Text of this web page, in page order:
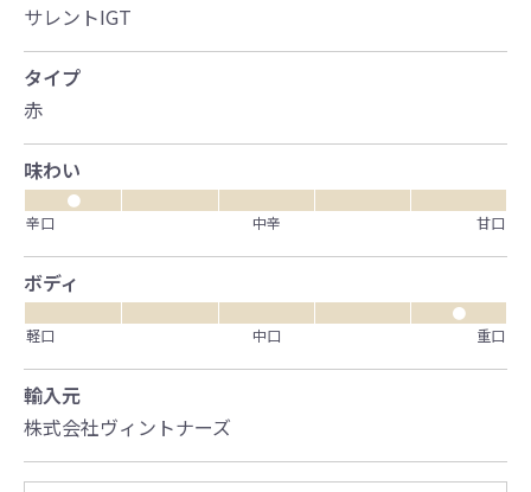
サレントIGT
タイプ
赤
味わい
●
辛口
中辛 甘口
ボディ
●
軽口
中口 重口
輸入元
株式会社ヴィントナーズ